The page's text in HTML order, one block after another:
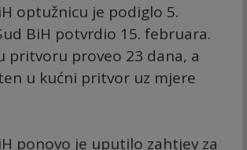
optužnicu je podiglo 5.
BiH potvrdio 15. februara.
pritvoru proveo 23 dana, a
u kućni pritvor uz mjere
ponovo je uputilo zahtjev za